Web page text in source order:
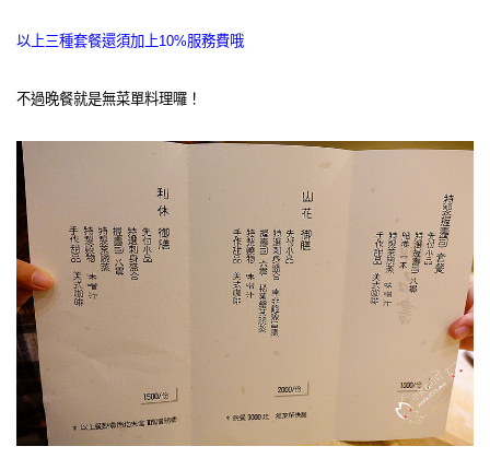
以上三種套餐還須加上10%服務費哦
不過晚餐就是無菜單料理囉！